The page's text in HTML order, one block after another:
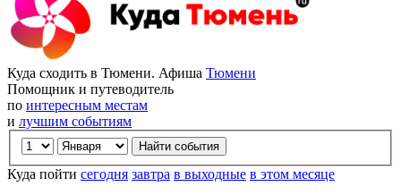
Куда сходить в Тюмени. Афиша Тюмени
Помощник и путеводитель
по интересным местам
и лучшим событиям
Куда пойти сегодня завтра в выходные в этом месяце